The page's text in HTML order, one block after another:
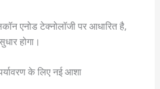
एनोड टेक्नोलॉजी पर आधारित है,
होगा।
के लिए नई आशा